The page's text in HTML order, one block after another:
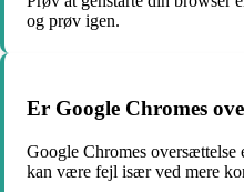
og prøv igen.
Er Google Chromes
Google Chromes oversættelse
kan være fejl især ved mere